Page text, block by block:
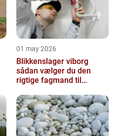
01 may 2026
Blikkenslager viborg
sådan vælger du den
rigtige fagmand til